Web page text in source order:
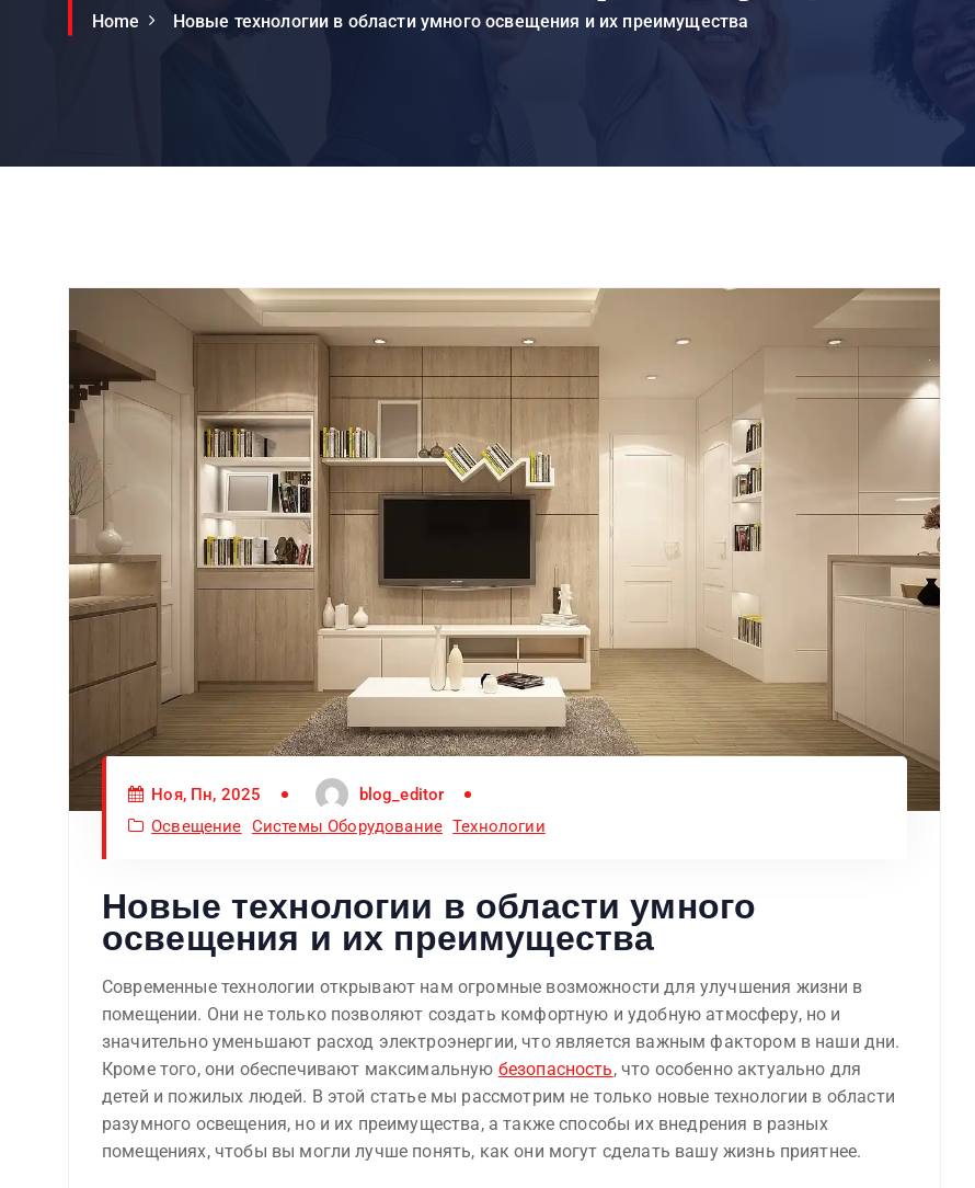
Home Новые технологии в области умного освещения и их преимущества
Ноя, Пн, 2025
blog_editor
Освещение Системы Оборудование Технологии
Новые технологии в области умного
освещения и их преимущества
Современные технологии открывают нам огромные возможности для улучшения жизни в
помещении. Они не только позволяют создать комфортную и удобную атмосферу, но и
значительно уменьшают расход электроэнергии, что является важным фактором в наши дни.
Кроме того, они обеспечивают максимальную безопасность, что особенно актуально для
детей и пожилых людей. В этой статье мы рассмотрим не только новые технологии в области
разумного освещения, но и их преимущества, а также способы их внедрения в разных
помещениях, чтобы вы могли лучше понять, как они могут сделать вашу жизнь приятнее.